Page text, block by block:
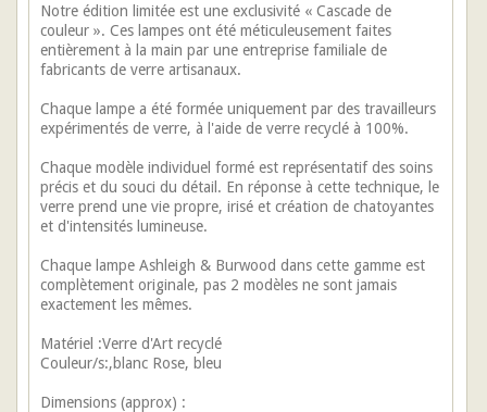
Notre édition limitée est une exclusivité « Cascade de
couleur ». Ces lampes ont été méticuleusement faites
entièrement à la main par une entreprise familiale de
fabricants de verre artisanaux.
Chaque lampe a été formée uniquement par des travailleurs
expérimentés de verre, à l'aide de verre recyclé à 100%.
Chaque modèle individuel formé est représentatif des soins
précis et du souci du détail. En réponse à cette technique, le
verre prend une vie propre, irisé et création de chatoyantes
et d'intensités lumineuse.
Chaque lampe Ashleigh & Burwood dans cette gamme est
complètement originale, pas 2 modèles ne sont jamais
exactement les mêmes.
Matériel :Verre d'Art recyclé
Couleur/s:,blanc Rose, bleu
Dimensions (approx) :